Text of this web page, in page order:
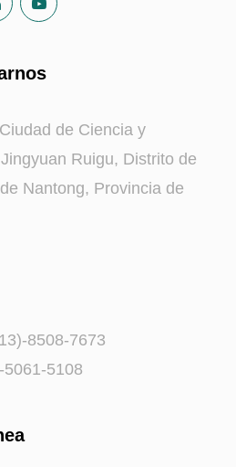
de Ciencia y
Ruigu, Distrito de
Nantong, Provincia de
8508-7673
5108